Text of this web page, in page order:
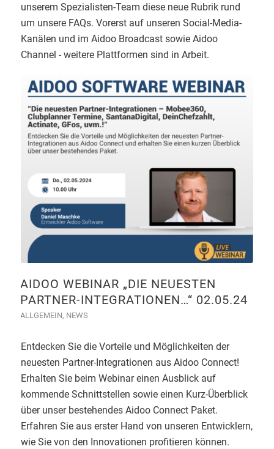
unserem Spezialisten-Team diese neue Rubrik rund
um unsere FAQs. Vorerst auf unseren Social-Media-
Kanälen und im Aidoo Broadcast sowie Aidoo
Channel - weitere Plattformen sind in Arbeit.
AIDOO WEBINAR „DIE NEUESTEN
PARTNER-INTEGRATIONEN…“ 02.05.24
ALLGEMEIN, NEWS
Entdecken Sie die Vorteile und Möglichkeiten der
neuesten Partner-Integrationen aus Aidoo Connect!
Erhalten Sie beim Webinar einen Ausblick auf
kommende Schnittstellen sowie einen Kurz-Überblick
über unser bestehendes Aidoo Connect Paket.
Erfahren Sie aus erster Hand von unseren Entwicklern,
wie Sie von den Innovationen profitieren können.